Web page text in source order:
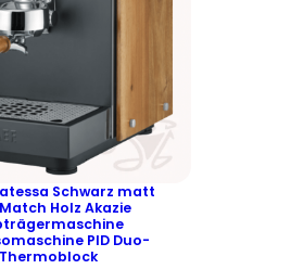
Schwarz matt
Holz Akazie
PID Duo-
Thermoblock